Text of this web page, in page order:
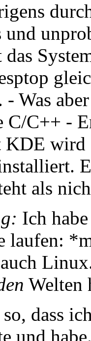
- Was
C/C++ -
wird
als
Ich
laufen:
Welten
dass
und